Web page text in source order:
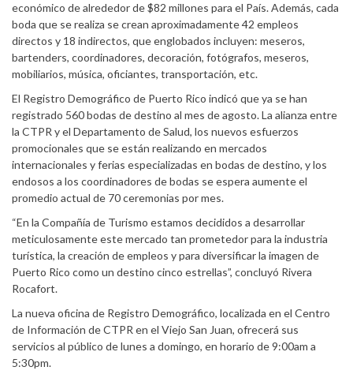
económico de alrededor de $82 millones para el País. Además, cada
boda que se realiza se crean aproximadamente 42 empleos
directos y 18 indirectos, que englobados incluyen: meseros,
bartenders, coordinadores, decoración, fotógrafos, meseros,
mobiliarios, música, oficiantes, transportación, etc.
El Registro Demográfico de Puerto Rico indicó que ya se han
registrado 560 bodas de destino al mes de agosto. La alianza entre
la CTPR y el Departamento de Salud, los nuevos esfuerzos
promocionales que se están realizando en mercados
internacionales y ferias especializadas en bodas de destino, y los
endosos a los coordinadores de bodas se espera aumente el
promedio actual de 70 ceremonias por mes.
“En la Compañía de Turismo estamos decididos a desarrollar
meticulosamente este mercado tan prometedor para la industria
turística, la creación de empleos y para diversificar la imagen de
Puerto Rico como un destino cinco estrellas”, concluyó Rivera
Rocafort.
La nueva oficina de Registro Demográfico, localizada en el Centro
de Información de CTPR en el Viejo San Juan, ofrecerá sus
servicios al público de lunes a domingo, en horario de 9:00am a
5:30pm.